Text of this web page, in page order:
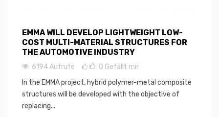
EMMA WILL DEVELOP LIGHTWEIGHT LOW-
COST MULTI-MATERIAL STRUCTURES FOR
THE AUTOMOTIVE INDUSTRY
6194 Aufrufe 0 Gefällt mir
In the EMMA project, hybrid polymer-metal composite
structures will be developed with the objective of
replacing...